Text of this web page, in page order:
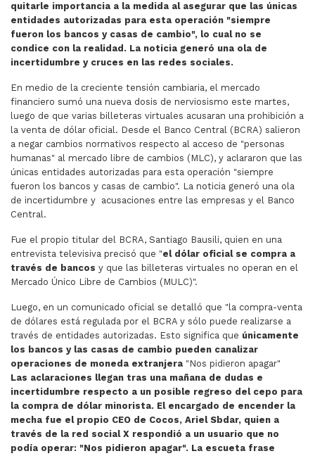
quitarle importancia a la medida al asegurar que las únicas
entidades autorizadas para esta operación "siempre
fueron los bancos y casas de cambio", lo cual no se
condice con la realidad. La noticia generó una ola de
incertidumbre y cruces en las redes sociales.
En medio de la creciente tensión cambiaria, el mercado
financiero sumó una nueva dosis de nerviosismo este martes,
luego de que varias billeteras virtuales acusaran una prohibición a
la venta de dólar oficial. Desde el Banco Central (BCRA) salieron
a negar cambios normativos respecto al acceso de "personas
humanas" al mercado libre de cambios (MLC), y aclararon que las
únicas entidades autorizadas para esta operación "siempre
fueron los bancos y casas de cambio". La noticia generó una ola
de incertidumbre y acusaciones entre las empresas y el Banco
Central.
Fue el propio titular del BCRA, Santiago Bausili, quien en una
entrevista televisiva precisó que "el dólar oficial se compra a
través de bancos y que las billeteras virtuales no operan en el
Mercado Único Libre de Cambios (MULC)".
Luego, en un comunicado oficial se detalló que "la compra-venta
de dólares está regulada por el BCRA y sólo puede realizarse a
través de entidades autorizadas. Esto significa que únicamente
los bancos y las casas de cambio pueden canalizar
operaciones de moneda extranjera "Nos pidieron apagar"
Las aclaraciones llegan tras una mañana de dudas e
incertidumbre respecto a un posible regreso del cepo para
la compra de dólar minorista. El encargado de encender la
mecha fue el propio CEO de Cocos, Ariel Sbdar, quien a
través de la red social X respondió a un usuario que no
podía operar: "Nos pidieron apagar". La escueta frase